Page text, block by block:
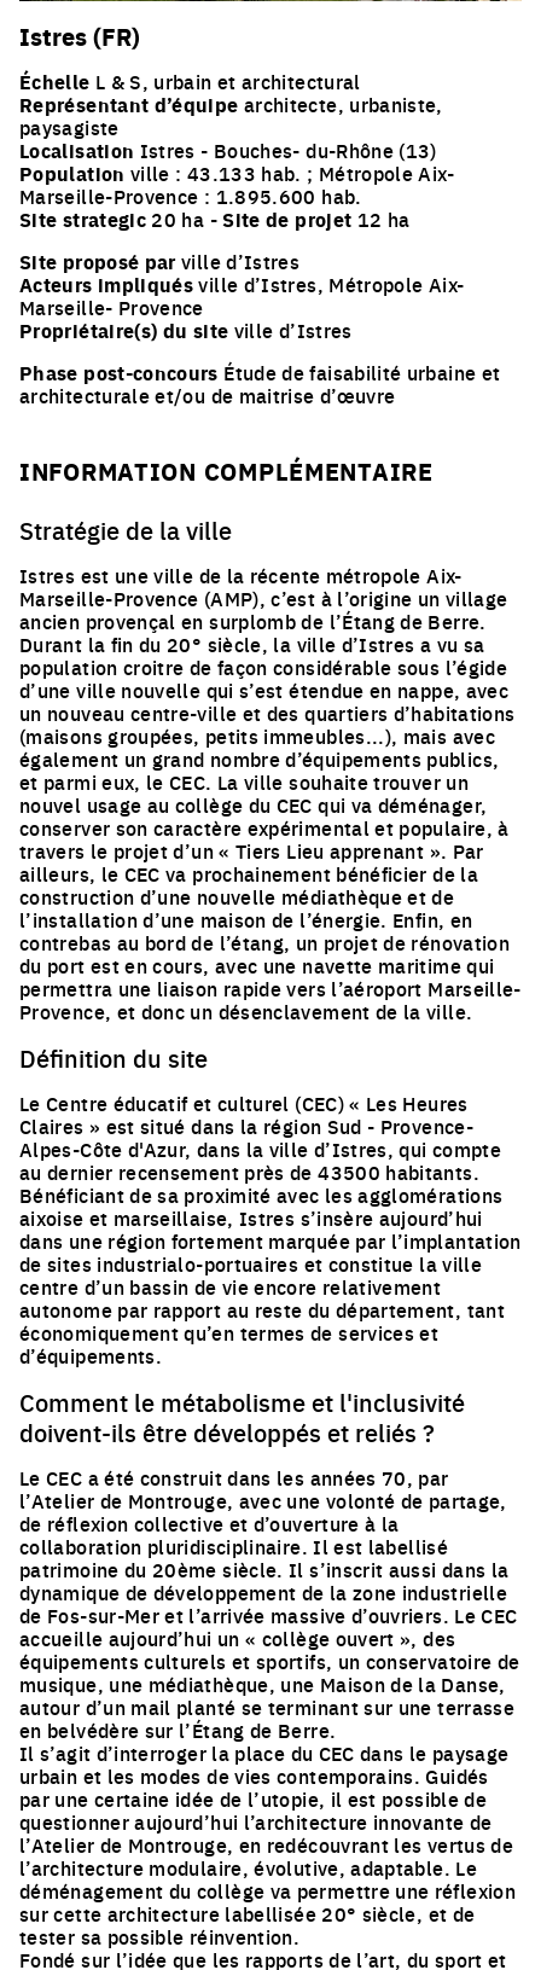
Istres (FR)
Échelle L & S, urbain et architectural
Représentant d’équipe architecte, urbaniste,
paysagiste
Localisation Istres - Bouches- du-Rhône (13)
Population ville : 43.133 hab. ; Métropole Aix-
Marseille-Provence : 1.895.600 hab.
Site strategic 20 ha -Site de projet 12 ha
Site proposé parville d’Istres
Acteurs impliquésville d’Istres, Métropole Aix-
Marseille- Provence
Propriétaire(s) du site ville d’Istres
Phase post-concours Étude de faisabilité urbaine et
architecturale et/ou de maitrise d’œuvre
INFORMATION COMPLÉMENTAIRE
Stratégie de la ville
Istres est une ville de la récente métropole Aix-
Marseille-Provence (AMP), c’est à l’origine un village
ancien provençal en surplomb de l’Étang de Berre.
Durant la fin du 20° siècle, la ville d’Istres a vu sa
population croitre de façon considérable sous l’égide
d’une ville nouvelle qui s’est étendue en nappe, avec
un nouveau centre-ville et des quartiers d’habitations
(maisons groupées, petits immeubles...), mais avec
également un grand nombre d’équipements publics,
et parmi eux, le CEC. La ville souhaite trouver un
nouvel usage au collège du CEC qui va déménager,
conserver son caractère expérimental et populaire, à
travers le projet d’un « Tiers Lieu apprenant ». Par
ailleurs, le CEC va prochainement bénéficier de la
construction d’une nouvelle médiathèque et de
l’installation d’une maison de l’énergie. Enfin, en
contrebas au bord de l’étang, un projet de rénovation
du port est en cours, avec une navette maritime qui
permettra une liaison rapide vers l’aéroport Marseille-
Provence, et donc un désenclavement de la ville.
Définition du site
Le Centre éducatif et culturel (CEC) « Les Heures
Claires » est situé dans la région Sud - Provence-
Alpes-Côte d'Azur, dans la ville d’Istres, qui compte
au dernier recensement près de 43500 habitants.
Bénéficiant de sa proximité avec les agglomérations
aixoise et marseillaise, Istres s’insère aujourd’hui
dans une région fortement marquée par l’implantation
de sites industrialo-portuaires et constitue la ville
centre d’un bassin de vie encore relativement
autonome par rapport au reste du département, tant
économiquement qu’en termes de services et
d’équipements.
Comment le métabolisme et l'inclusivité
doivent-ils être développés et reliés ?
Le CEC a été construit dans les années 70, par
l’Atelier de Montrouge, avec une volonté de partage,
de réflexion collective et d’ouverture à la
collaboration pluridisciplinaire. Il est labellisé
patrimoine du 20ème siècle. Il s’inscrit aussi dans la
dynamique de développement de la zone industrielle
de Fos-sur-Mer et l’arrivée massive d’ouvriers. Le CEC
accueille aujourd’hui un « collège ouvert », des
équipements culturels et sportifs, un conservatoire de
musique, une médiathèque, une Maison de la Danse,
autour d’un mail planté se terminant sur une terrasse
en belvédère sur l’Étang de Berre.
Il s’agit d’interroger la place du CEC dans le paysage
urbain et les modes de vies contemporains. Guidés
par une certaine idée de l’utopie, il est possible de
questionner aujourd’hui l’architecture innovante de
l’Atelier de Montrouge, en redécouvrant les vertus de
l’architecture modulaire, évolutive, adaptable. Le
déménagement du collège va permettre une réflexion
sur cette architecture labellisée 20° siècle, et de
tester sa possible réinvention.
Fondé sur l’idée que les rapports de l’art, du sport et